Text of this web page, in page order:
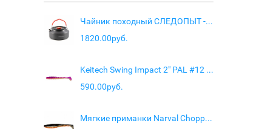
Чайник походный СЛЕДОПЫТ - Optimum, 1,6 л, анодир. алюм.
1820.00руб.
Keitech Swing Impact 2" PAL #12 Grape Shad
590.00руб.
Мягкие приманки Narval Choppy Tail 12cm #034-Black Prince